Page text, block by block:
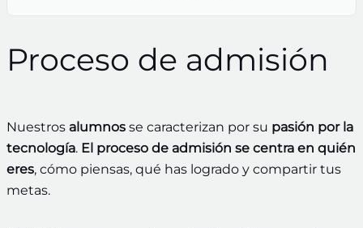
Proceso de admisión
Nuestros alumnos se caracterizan por su pasión por la
tecnología. El proceso de admisión se centra en quién
eres, cómo piensas, qué has logrado y compartir tus
metas.